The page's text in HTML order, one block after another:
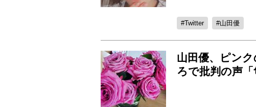
Twitter 山田優
山田優、ピン
ろで批判の声「